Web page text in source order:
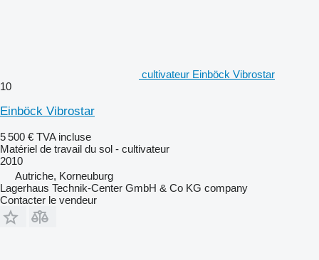
cultivateur Einböck Vibrostar
10
Einböck Vibrostar
5 500 € TVA incluse
Matériel de travail du sol - cultivateur
2010
Autriche, Korneuburg
Lagerhaus Technik-Center GmbH & Co KG company
Contacter le vendeur